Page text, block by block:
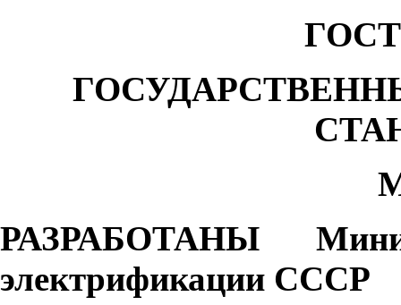
ГОСТ
РАЗРАБОТАНЫ
электрификации СССР